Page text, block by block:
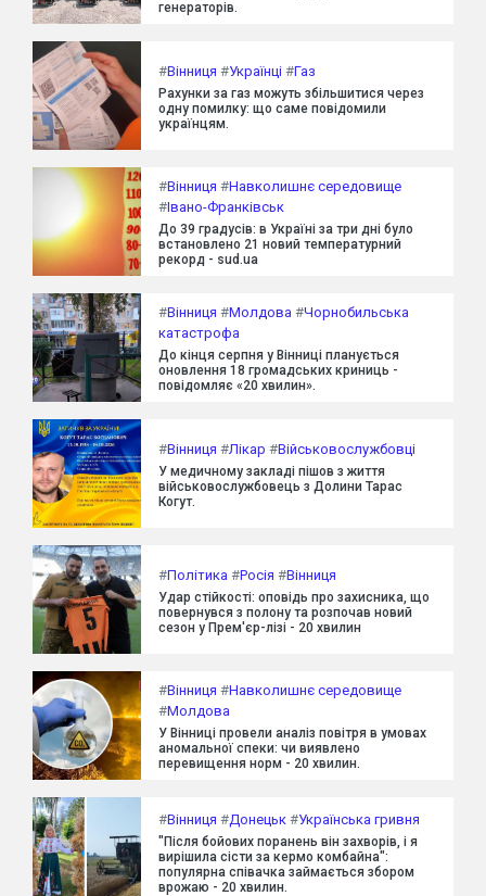
генераторів.
#Вінниця #Українці #Газ
Рахунки за газ можуть збільшитися через
одну помилку: що саме повідомили
українцям.
#Вінниця #Навколишнє середовище
#Івано-Франківськ
До 39 градусів: в Україні за три дні було
встановлено 21 новий температурний
рекорд - sud.ua
#Вінниця #Молдова #Чорнобильська
катастрофа
До кінця серпня у Вінниці планується
оновлення 18 громадських криниць -
повідомляє «20 хвилин».
#Вінниця #Лікар #Військовослужбовці
У медичному закладі пішов з життя
військовослужбовець з Долини Тарас
Когут.
#Політика #Росія #Вінниця
Удар стійкості: оповідь про захисника, що
повернувся з полону та розпочав новий
сезон у Прем'єр-лізі - 20 хвилин
#Вінниця #Навколишнє середовище
#Молдова
У Вінниці провели аналіз повітря в умовах
аномальної спеки: чи виявлено
перевищення норм - 20 хвилин.
#Вінниця #Донецьк #Українська гривня
"Після бойових поранень він захворів, і я
вирішила сісти за кермо комбайна":
популярна співачка займається збором
врожаю - 20 хвилин.